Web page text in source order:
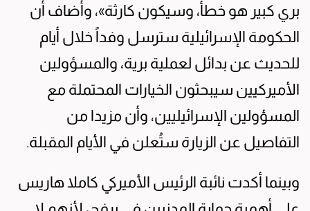
بري كبير هو خطأ، وسيكون كارثة»، وأضاف أن
الحكومة الإسرائيلية سترسل وفداً خلال أيام
للحديث عن بدائل لعملية برية، والمسؤولين
الأميركيين سيبحثون الخيارات المحتملة مع
المسؤولين الإسرائيليين، وأن مزيدا من
التفاصيل عن الزيارة ستُعلن في الأيام المقبلة.
وبينما أكدت نائبة الرئيس الأميركي كاملا هاريس